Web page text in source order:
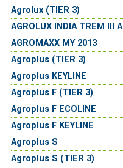
Agrolux (TIER 3)
AGROLUX INDIA TREM III A
AGROMAXX MY 2013
Agroplus (TIER 3)
Agroplus KEYLINE
Agroplus F (TIER 3)
Agroplus F ECOLINE
Agroplus F KEYLINE
Agroplus S
Agroplus S (TIER 3)